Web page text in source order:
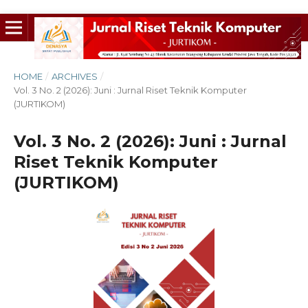
HOME / ARCHIVES /
Vol. 3 No. 2 (2026): Juni : Jurnal Riset Teknik Komputer
(JURTIKOM)
Vol. 3 No. 2 (2026): Juni : Jurnal
Riset Teknik Komputer
(JURTIKOM)